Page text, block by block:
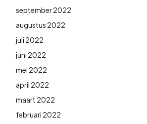
september 2022
augustus 2022
juli 2022
juni 2022
mei 2022
april 2022
maart 2022
februari 2022